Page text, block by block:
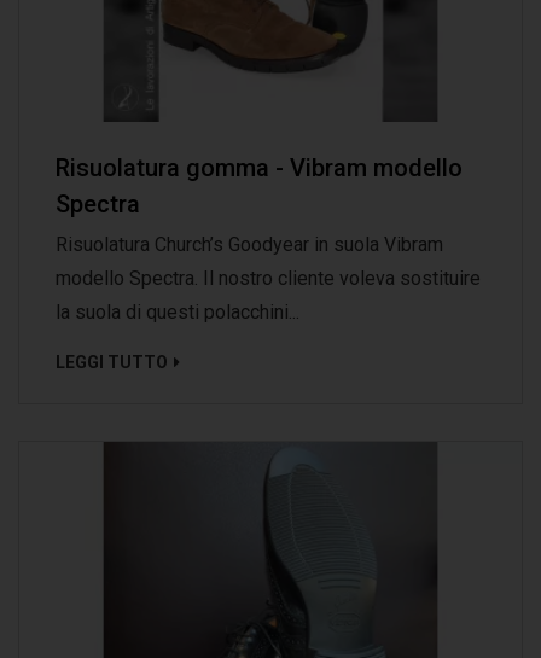
Risuolatura gomma - Vibram modello
Spectra
Risuolatura Church’s Goodyear in suola Vibram
modello Spectra. Il nostro cliente voleva sostituire
la suola di questi polacchini...
LEGGI TUTTO